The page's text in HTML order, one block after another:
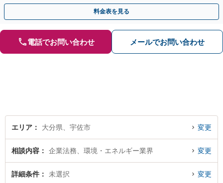
K】【不動産・介護業界に精通】手ごろなな料金プランあり
料金表を見る
電話でお問い合わせ メールでお問い合わせ
エリア 大分県、宇佐市 変更
相談内容 企業法務、環境・エネルギー業界 変更
詳細条件 未選択 変更